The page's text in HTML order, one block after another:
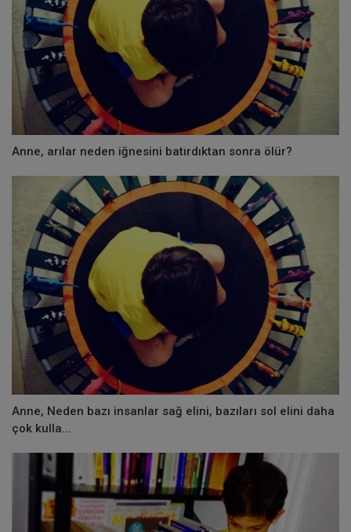
Anne, arılar neden iğnesini batırdıktan sonra ölür?
Anne, Neden bazı insanlar sağ elini, bazıları sol elini daha
çok kulla...